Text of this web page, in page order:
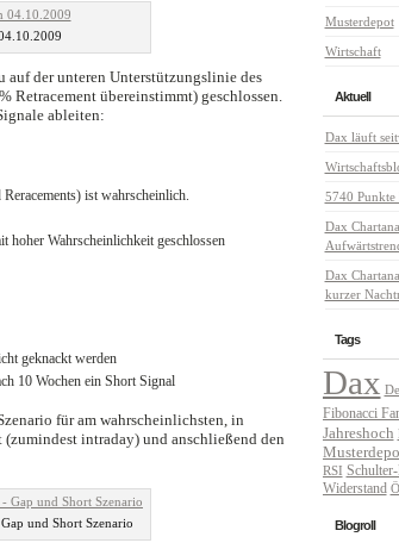
der unteren Unterstützungslinie des
Retracement übereinstimmt) geschlossen.
ableiten:
ist wahrscheinlich.
hoher Wahrscheinlichkeit geschlossen
geknackt werden
10 Wochen ein Short Signal
für am wahrscheinlichsten, in
intraday) und anschließend den
und Short Szenario
Musterdepot
Wirtschaft
Aktuell
Dax läuft
5740 Punkte
Dax
Dax
kurzer
Tags
Dax
Fibonacci
Jahreshoch
RSI
Widerstand
Blogroll